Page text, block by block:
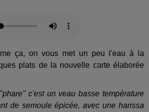
ça, on vous met un peu l'eau à la
plats de la nouvelle carte élaborée
c'est un veau basse température
de semoule épicée, avec une harissa